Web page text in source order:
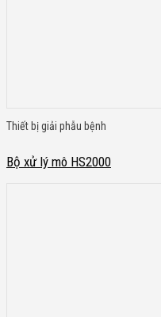
Thiết bị giải phẫu bệnh
Bộ xử lý mô HS2000